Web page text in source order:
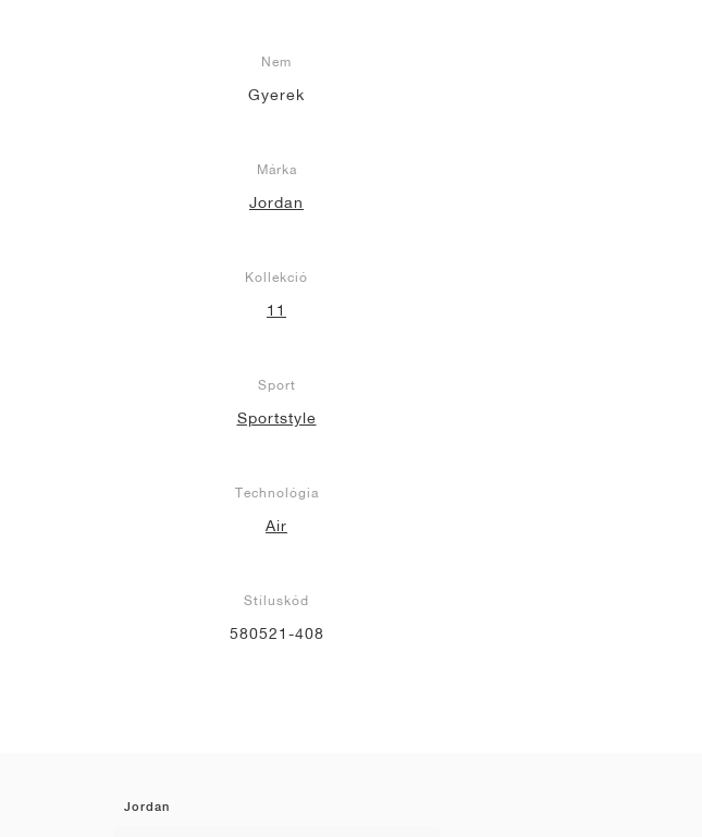
Nem
Gyerek
Márka
Jordan
Kollekció
11
Sport
Sportstyle
Technológia
Air
Stíluskód
580521-408
Jordan